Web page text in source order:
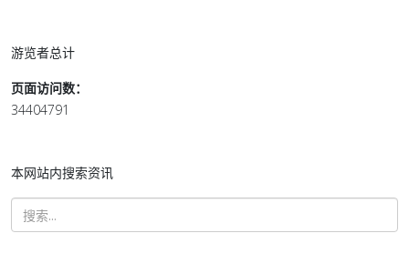
游览者总计
页面访问数：
34404791
本网站内搜索资讯